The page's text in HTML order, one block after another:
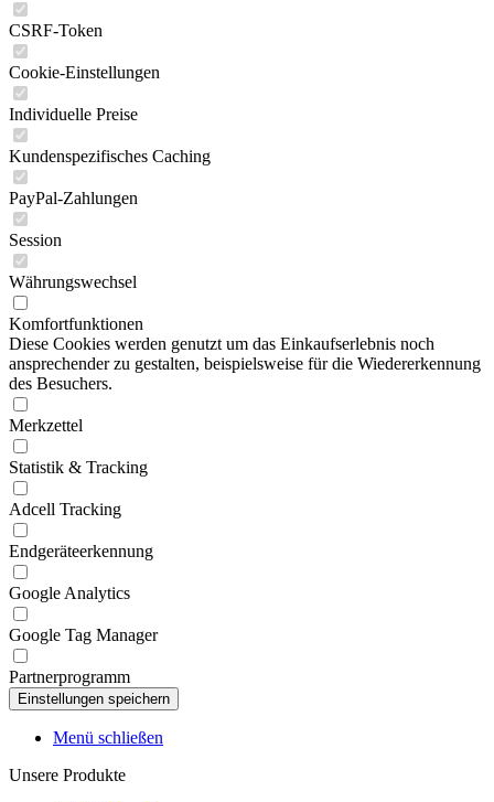
CSRF-Token
Cookie-Einstellungen
Individuelle Preise
Kundenspezifisches Caching
PayPal-Zahlungen
Session
Währungswechsel
Komfortfunktionen
Diese Cookies werden genutzt um das Einkaufserlebnis noch
ansprechender zu gestalten, beispielsweise für die Wiedererkennung
des Besuchers.
Merkzettel
Statistik & Tracking
Adcell Tracking
Endgeräteerkennung
Google Analytics
Google Tag Manager
Partnerprogramm
Menü schließen
Unsere Produkte